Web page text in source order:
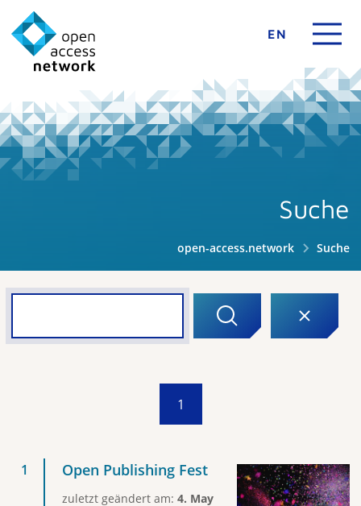
EN
Suche
open-access.network Suche
1
Open Publishing Fest
zuletzt geändert am: 4. May